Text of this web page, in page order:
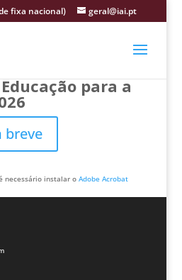
fixa nacional) geral@iai.pt
para a
breve
necessário instalar o Adobe Acrobat